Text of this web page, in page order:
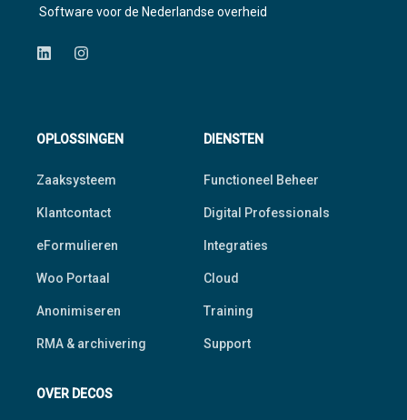
Software voor de Nederlandse overheid
OPLOSSINGEN
Zaaksysteem
Klantcontact
eFormulieren
Woo Portaal
Anonimiseren
RMA & archivering
DIENSTEN
Functioneel Beheer
Digital Professionals
Integraties
Cloud
Training
Support
OVER DECOS